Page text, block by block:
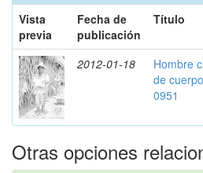
Vista
previa
Fecha de
publicación
Título
2012-01-18
Hombre
de
0951
Otras opciones